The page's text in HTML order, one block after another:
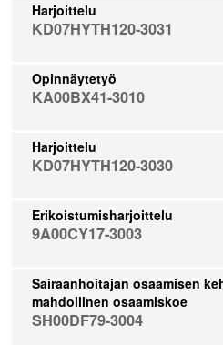
Harjoittelu
KD07HYTH120-3031
Opinnäytetyö
KA00BX41-3010
Harjoittelu
KD07HYTH120-3030
Erikoistumisharjoittelu
9A00CY17-3003
Sairaanhoitajan osaamisen
mahdollinen osaamiskoe
SH00DF79-3004